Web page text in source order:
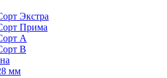
Экстра
Прима
A
B
мм